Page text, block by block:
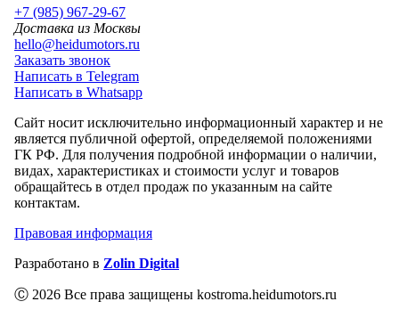
+7 (985) 967-29-67
Доставка из Москвы
hello@heidumotors.ru
Заказать звонок
Написать в Telegram
Написать в Whatsapp
Сайт носит исключительно информационный характер и не
является публичной офертой, определяемой положениями
ГК РФ. Для получения подробной информации о наличии,
видах, характеристиках и стоимости услуг и товаров
обращайтесь в отдел продаж по указанным на сайте
контактам.
Правовая информация
Разработано в Zolin Digital
Ⓒ 2026 Все права защищены kostroma.heidumotors.ru